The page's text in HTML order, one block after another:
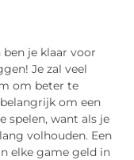
ben je klaar voor
Je zal veel
om beter te
om een
spelen, want als je
volhouden. Een
elke game geld in